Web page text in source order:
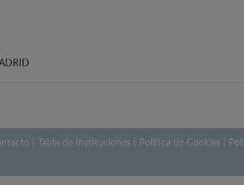
Tabla de Instituciones Política de Cookies